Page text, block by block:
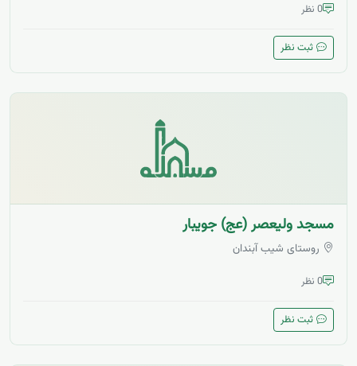
0 نظر
ثبت نظر
مسجد ولیعصر (عج) جویبار
روستای شیب آبندان
0 نظر
ثبت نظر